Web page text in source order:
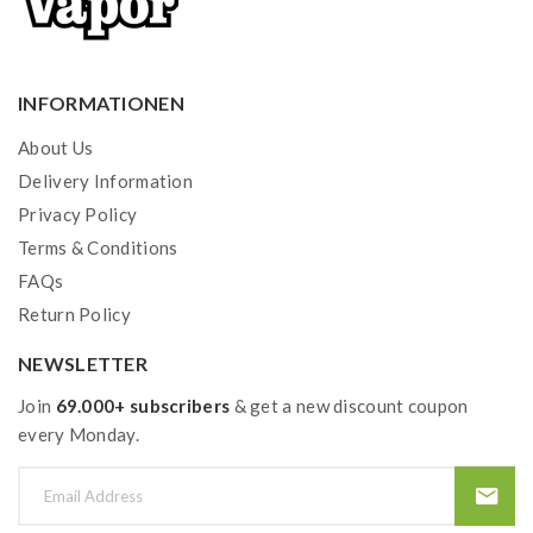
INFORMATIONEN
About Us
Delivery Information
Privacy Policy
Terms & Conditions
FAQs
Return Policy
NEWSLETTER
Join 69.000+ subscribers & get a new discount coupon
every Monday.